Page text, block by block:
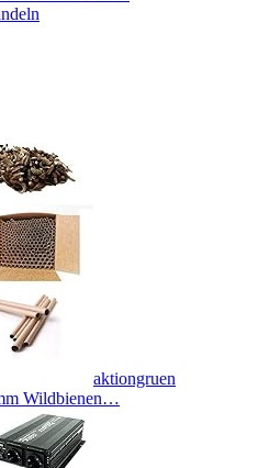
aktiongruen
Wildbienen…